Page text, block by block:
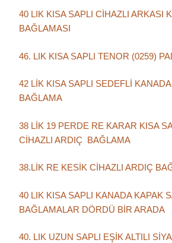
40 LIK KISA SAPLI CİHAZLI ARKASI
BAĞLAMASI
46. LIK KISA SAPLI TENOR (0259)
42 LİK KISA SAPLI SEDEFLİ
BAĞLAMA
38 LİK 19 PERDE RE KARAR KISA
CİHAZLI ARDIÇ BAĞLAMA
38.LİK RE KESİK CİHAZLI ARDIÇ
40 LIK KISA SAPLI KANADA KAPAK
BAĞLAMALAR DÖRDÜ BİR ARADA
40. LIK UZUN SAPLI EŞİK ALTILI